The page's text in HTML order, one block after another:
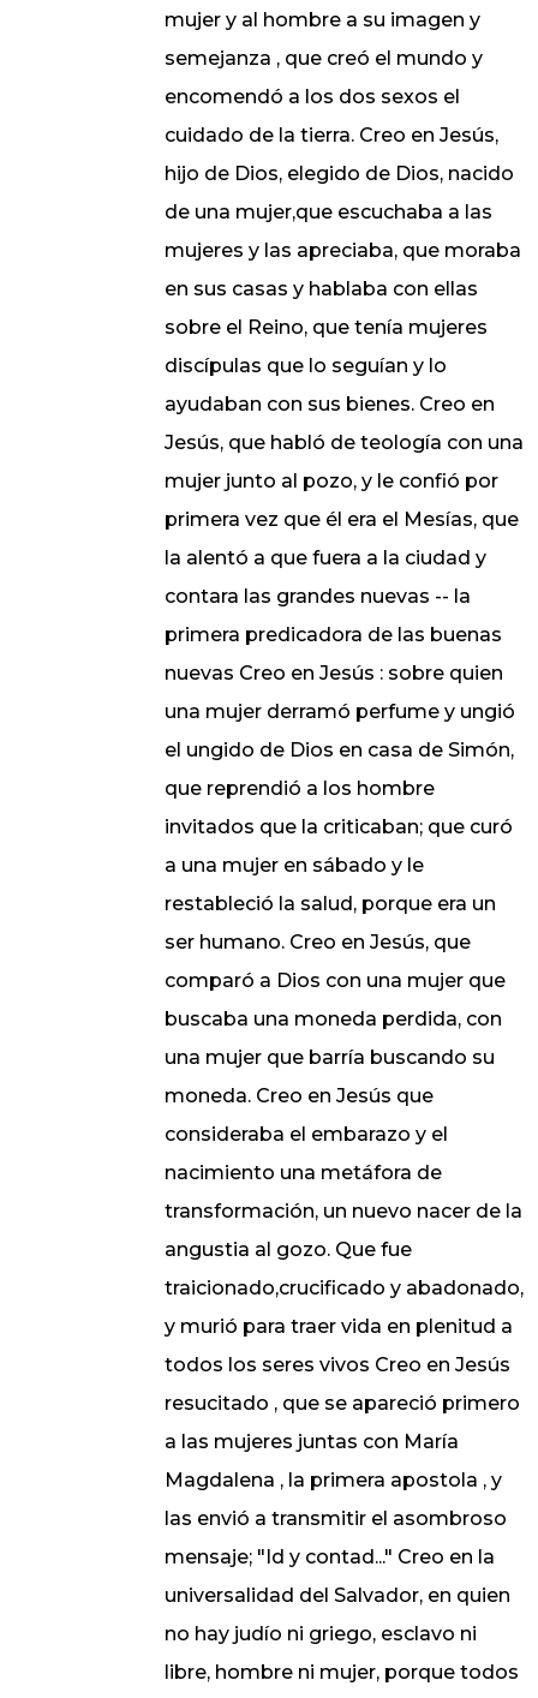
mujer y al hombre a su imagen y
semejanza , que creó el mundo y
encomendó a los dos sexos el
cuidado de la tierra. Creo en Jesús,
hijo de Dios, elegido de Dios, nacido
de una mujer,que escuchaba a las
mujeres y las apreciaba, que moraba
en sus casas y hablaba con ellas
sobre el Reino, que tenía mujeres
discípulas que lo seguían y lo
ayudaban con sus bienes. Creo en
Jesús, que habló de teología con una
mujer junto al pozo, y le confió por
primera vez que él era el Mesías, que
la alentó a que fuera a la ciudad y
contara las grandes nuevas -- la
primera predicadora de las buenas
nuevas Creo en Jesús : sobre quien
una mujer derramó perfume y ungió
el ungido de Dios en casa de Simón,
que reprendió a los hombre
invitados que la criticaban; que curó
a una mujer en sábado y le
restableció la salud, porque era un
ser humano. Creo en Jesús, que
comparó a Dios con una mujer que
buscaba una moneda perdida, con
una mujer que barría buscando su
moneda. Creo en Jesús que
consideraba el embarazo y el
nacimiento una metáfora de
transformación, un nuevo nacer de la
angustia al gozo. Que fue
traicionado,crucificado y abadonado,
y murió para traer vida en plenitud a
todos los seres vivos Creo en Jesús
resucitado , que se apareció primero
a las mujeres juntas con María
Magdalena , la primera apostola , y
las envió a transmitir el asombroso
mensaje; "Id y contad..." Creo en la
universalidad del Salvador, en quien
no hay judío ni griego, esclavo ni
libre, hombre ni mujer, porque todos